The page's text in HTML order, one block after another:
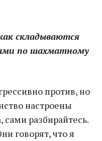
складываются
по шахматному
против, но
настроены
сами разбирайтесь.
говорят, что я